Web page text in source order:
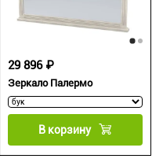
Зеркало Палермо
29 896 ₽
В корзину